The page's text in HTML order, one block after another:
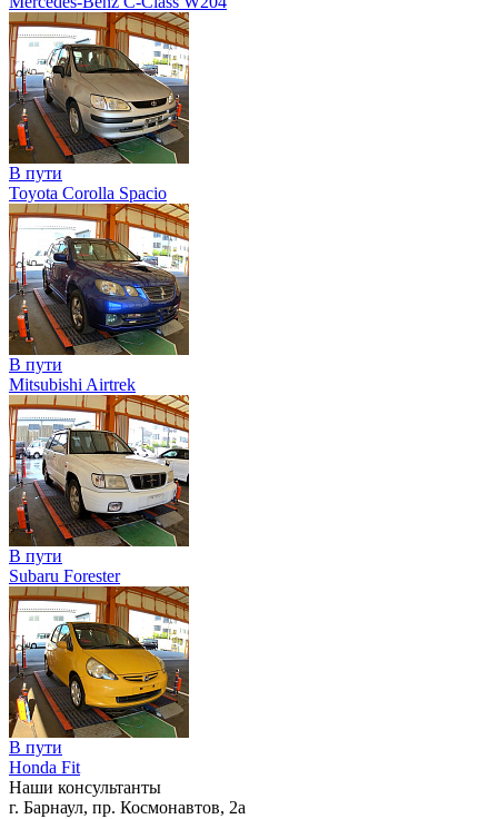
В пути
Toyota Corolla Spacio
В пути
Mitsubishi Airtrek
В пути
Subaru Forester
В пути
Honda Fit
Наши консультанты
г. Барнаул, пр. Космонавтов, 2а